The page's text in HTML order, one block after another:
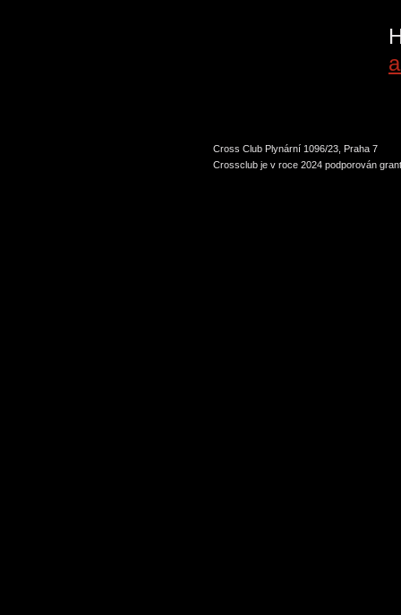
Cross Club Plynární 1096/23, Praha 7
Crossclub je v roce 2024 podporován